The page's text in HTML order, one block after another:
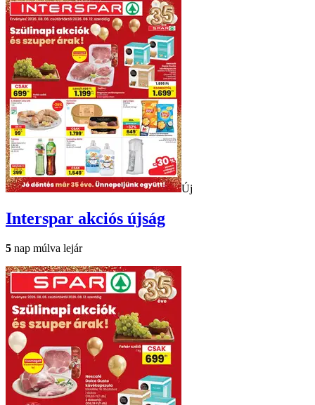
Új
Interspar akciós újság
5 nap múlva lejár